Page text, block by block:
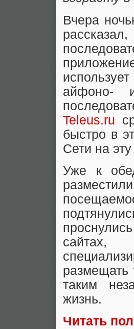
Вчера
айфоно-
Teleus.ru
быстро в
Сети на
Уже к
сайтах,
размещать
таким
жизнь.
Читать